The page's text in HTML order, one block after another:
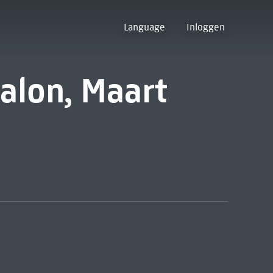
Language Inloggen
Maart